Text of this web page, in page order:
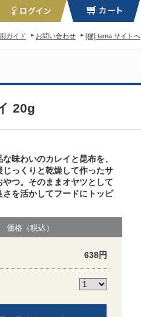
[猫] tama サイトへ
お問い合わせ
ガイド
20g
味わいのカレイと昆布を、
じっくりと乾燥して作ったサ
やつ。そのままオヤツとして
さを活かしてフードにトッピ
価格（税込）
638円